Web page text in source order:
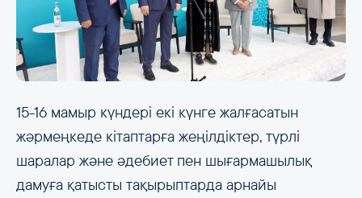
15-16 мамыр күндері екі күнге жалғасатын
жәрмеңкеде кітаптарға жеңілдіктер, түрлі
шаралар және әдебиет пен шығармашылық
дамуға қатысты тақырыптарда арнайы